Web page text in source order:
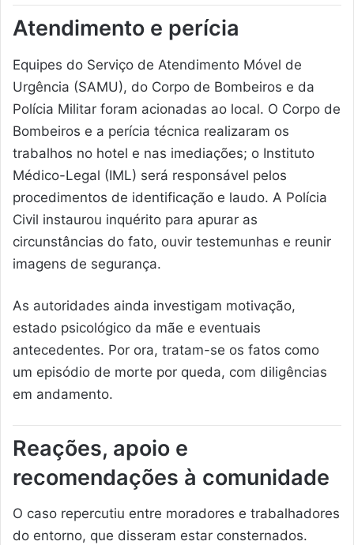
Atendimento e perícia
Equipes do Serviço de Atendimento Móvel de
Urgência (SAMU), do Corpo de Bombeiros e da
Polícia Militar foram acionadas ao local. O Corpo de
Bombeiros e a perícia técnica realizaram os
trabalhos no hotel e nas imediações; o Instituto
Médico-Legal (IML) será responsável pelos
procedimentos de identificação e laudo. A Polícia
Civil instaurou inquérito para apurar as
circunstâncias do fato, ouvir testemunhas e reunir
imagens de segurança.
As autoridades ainda investigam motivação,
estado psicológico da mãe e eventuais
antecedentes. Por ora, tratam-se os fatos como
um episódio de morte por queda, com diligências
em andamento.
Reações, apoio e
recomendações à comunidade
O caso repercutiu entre moradores e trabalhadores
do entorno, que disseram estar consternados.